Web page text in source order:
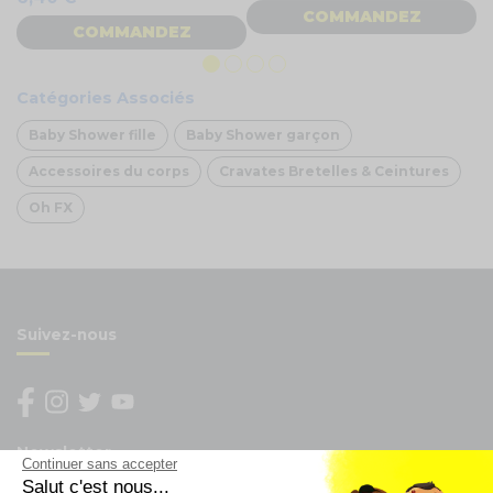
Continuer sans accepter
Salut c'est nous...
COMMANDEZ
COMMANDEZ
Catégories Associés
Baby Shower fille Baby Shower garçon
Accessoires du corps Cravates Bretelles & Ceintures
Oh FX
Suivez-nous
Newsletter